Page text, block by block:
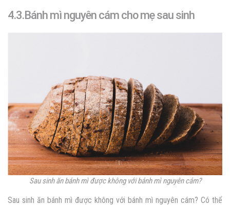
4.3.Bánh mì nguyên cám cho mẹ sau sinh
Sau sinh ăn bánh mì được không với bánh mì nguyên cám?
Sau sinh ăn bánh mì được không với bánh mì nguyên cám? Có thể